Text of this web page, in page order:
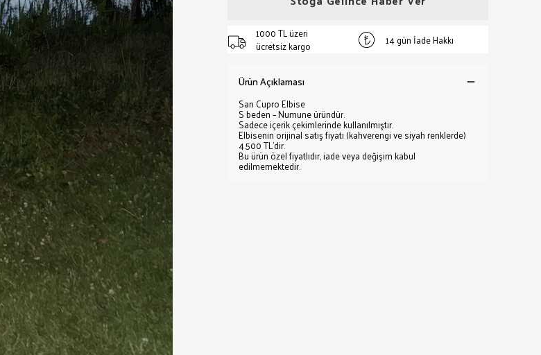
1000 TL üzeri
ücretsiz kargo
14 gün İade Hakkı
Ürün Açıklaması
Sarı Cupro Elbise
S beden – Numune üründür.
Sadece içerik çekimlerinde kullanılmıştır.
Elbisenin orijinal satış fiyatı (kahverengi ve siyah renklerde)
4.500 TL’dir.
Bu ürün özel fiyatlıdır, iade veya değişim kabul
edilmemektedir.